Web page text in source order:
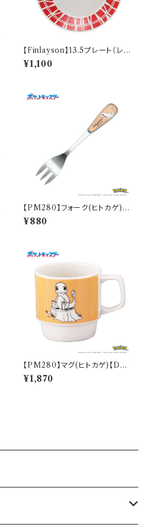
【Finlayson】13.5プレート（レッ
ド）【コロナ】
¥1,100
【PM280】フォーク(ヒトカゲ)
【Daily Sketch】PM282-851
¥880
【PM280】マグ(ヒトカゲ)【Dail
y Sketch】PM282-11
¥1,870